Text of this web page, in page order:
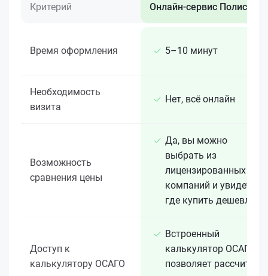
Критерий Онлайн-сервис Полис 812
Время оформления 5–10 минут
Необходимость
визита
Нет, всё онлайн
Возможность
сравнения цены
Да, вы можно
выбрать из
лицензированных 15+
компаний и увидеть,
где купить дешевле
Доступ к
калькулятору ОСАГО
Встроенный
калькулятор ОСАГО
позволяет рассчитать